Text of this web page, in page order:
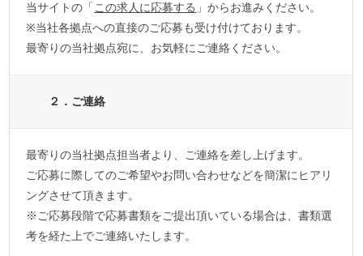
当サイトの「この求人に応募する 」からお進みください。
※当社各拠点への直接のご応募も受け付けております。
最寄りの当社拠点宛に、お気軽にご連絡ください。
２．ご連絡
最寄りの当社拠点担当者より、ご連絡を差し上げます。
ご応募に際してのご希望やお問い合わせなどを簡潔にヒアリ
ングさせて頂きます。
※ご応募段階で応募書類をご提出頂いている場合は、書類選
考を経た上でご連絡いたします。